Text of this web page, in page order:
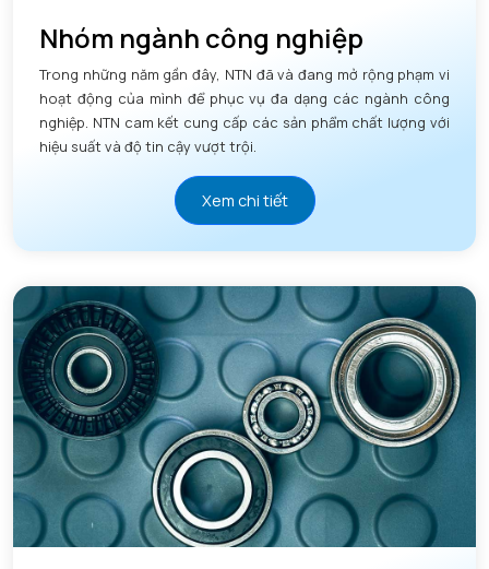
Nhóm ngành công nghiệp
Trong những năm gần đây, NTN đã và đang mở rộng phạm vi
hoạt động của mình để phục vụ đa dạng các ngành công
nghiệp. NTN cam kết cung cấp các sản phẩm chất lượng với
hiệu suất và độ tin cậy vượt trội.
Xem chi tiết